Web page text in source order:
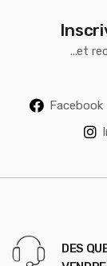
...et
Facebook
DES